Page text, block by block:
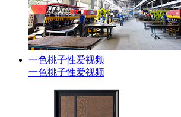
一色桃子性爱视频
一色桃子性爱视频